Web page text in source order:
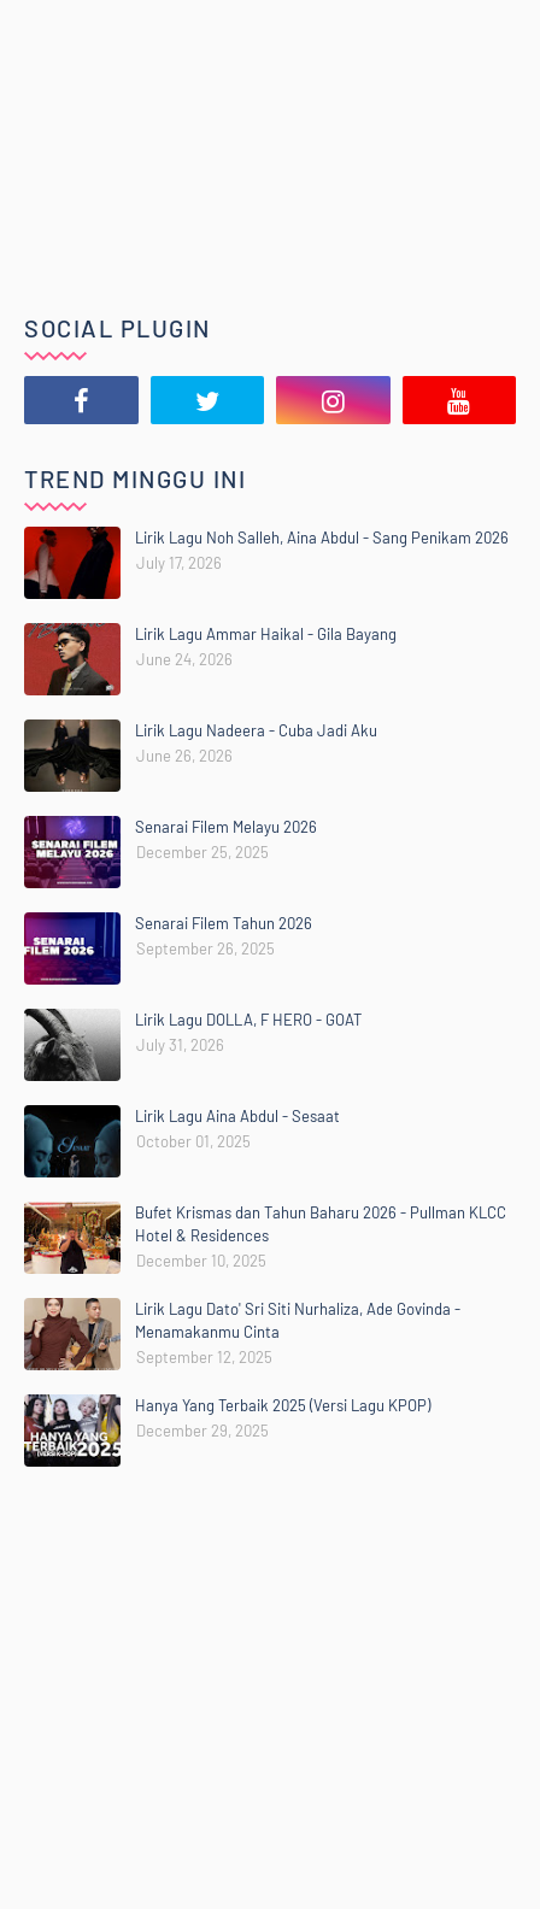
SOCIAL PLUGIN
TREND MINGGU INI
Lirik Lagu Noh Salleh, Aina Abdul - Sang Penikam 2026
July 17, 2026
Lirik Lagu Ammar Haikal - Gila Bayang
June 24, 2026
Lirik Lagu Nadeera - Cuba Jadi Aku
June 26, 2026
Senarai Filem Melayu 2026
December 25, 2025
Senarai Filem Tahun 2026
September 26, 2025
Lirik Lagu DOLLA, F HERO - GOAT
July 31, 2026
Lirik Lagu Aina Abdul - Sesaat
October 01, 2025
Bufet Krismas dan Tahun Baharu 2026 - Pullman KLCC
Hotel & Residences
December 10, 2025
Lirik Lagu Dato' Sri Siti Nurhaliza, Ade Govinda -
Menamakanmu Cinta
September 12, 2025
Hanya Yang Terbaik 2025 (Versi Lagu KPOP)
December 29, 2025